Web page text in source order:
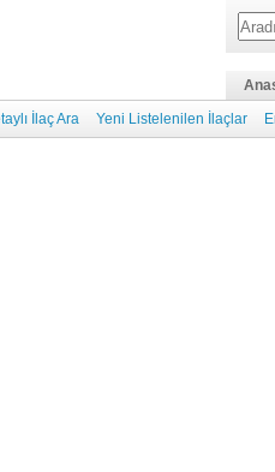
İlaç Ara Yeni Listelenilen İlaçlar